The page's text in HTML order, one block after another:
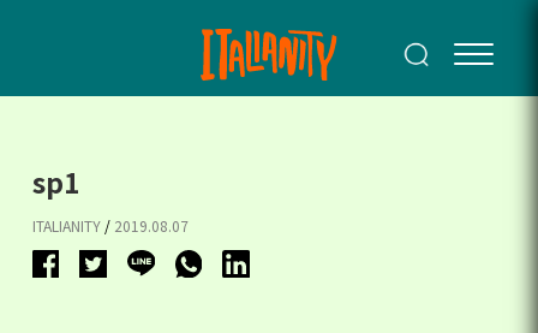
sp1
ITALIANITY / 2019.08.07